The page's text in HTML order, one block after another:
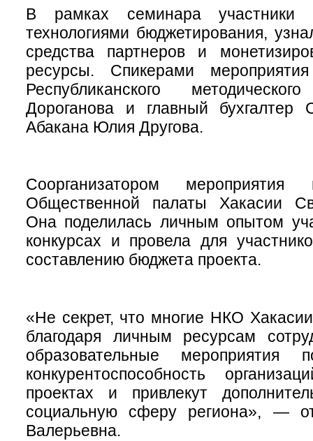
В рамках семинара участники
технологиями бюджетирования,
средства партнеров и
ресурсы. Спикерами
Республиканского
Дороганова и главный бухгалтер
Абакана Юлия Другова.
Соорганизатором мероприятия
Общественной палаты Хакасии
Она поделилась личным опытом
конкурсах и провела для
составлению бюджета проекта.
«Не секрет, что многие НКО
благодаря личным ресурсам
образовательные мероприятия
конкурентоспособность
проектах и привлекут
социальную сферу региона», —
Валерьевна.